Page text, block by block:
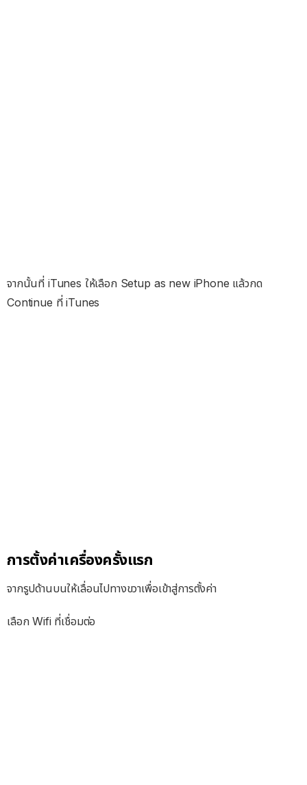
จากนั้นที่ iTunes ให้เลือก Setup as new iPhone แล้วกด
Continue ที่ iTunes
การตั้งค่าเครื่องครั้งแรก
จากรูปด้านบนให้เลื่อนไปทางขวาเพื่อเข้าสู่การตั้งค่า
เลือก Wifi ที่เชื่อมต่อ